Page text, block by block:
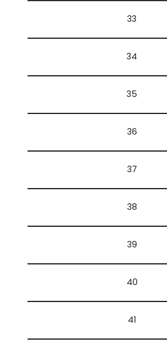
33
34
35
36
37
38
39
40
41